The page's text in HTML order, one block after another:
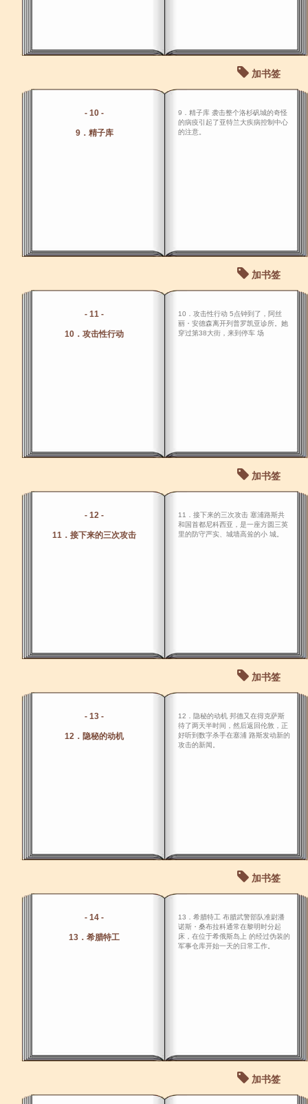
加书签
- 10 -
9．精子库
9．精子库 袭击整个洛杉矾城的奇怪
的病疫引起了亚特兰大疾病控制中心
的注意。
加书签
- 11 -
10．攻击性行动
10．攻击性行动 5点钟到了，阿丝
丽・安德森离开列普罗凯亚诊所。她
穿过第38大街，来到停车 场
加书签
- 12 -
11．接下来的三次攻击
11．接下来的三次攻击 塞浦路斯共
和国首都尼科西亚，是一座方圆三英
里的防守严实、城墙高耸的小 城。
加书签
- 13 -
12．隐秘的动机
12．隐秘的动机 邦德又在得克萨斯
待了两天半时间，然后返回伦敦，正
好听到数字杀手在塞浦 路斯发动新的
攻击的新闻。
加书签
- 14 -
13．希腊特工
13．希腊特工 布腊武警部队准尉潘
诺斯・桑布拉科通常在黎明时分起
床，在位于希俄斯岛上 的经过伪装的
军事仓库开始一天的日常工作。
加书签